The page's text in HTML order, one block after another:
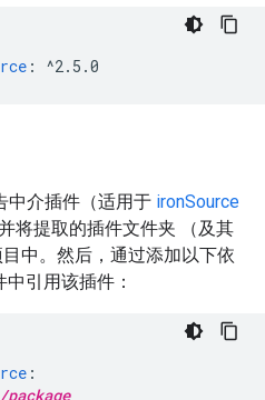
: ^2.5.0
中介插件（适用于 ironSource
将提取的插件文件夹 （及其
中。然后，通过添加以下依
中引用该插件：
: